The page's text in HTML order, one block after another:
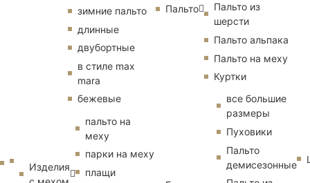
зимние пальто
длинные
двубортные
в стиле max
mara
бежевые
Изделия
пальто на
меху
парки на меху
плащи
Пальто
Пальто из
шерсти
Пальто альпака
Пальто на меху
Куртки
все большие
размеры
Пуховики
Пальто
демисезонные